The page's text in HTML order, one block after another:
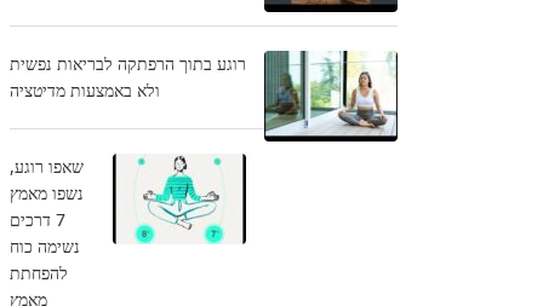
רוגע בתוך הרפתקה לבריאות נפשית
ולא באמצעות מדיטציה
שאפו רוגע,
נשפו מאמץ
7 דרכים
נשימה כוח
להפחתת
מאמץ